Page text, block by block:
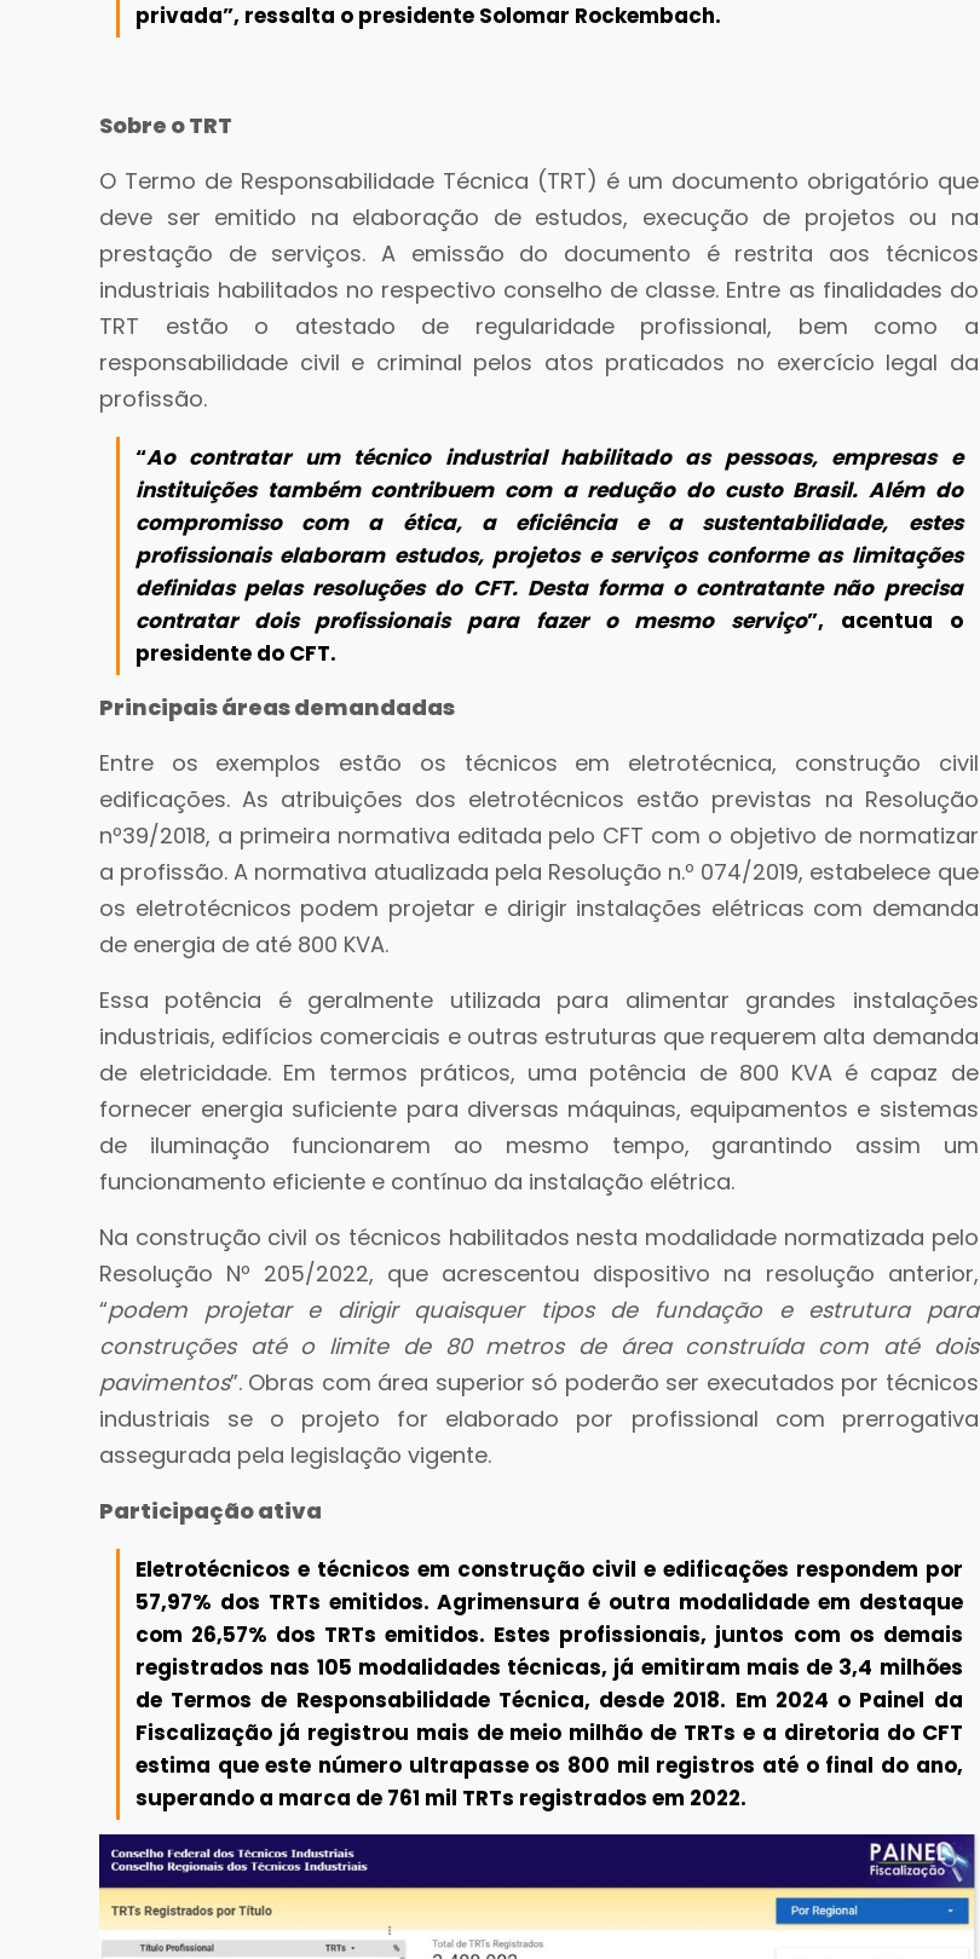
privada”, ressalta o presidente Solomar Rockembach.
Sobre o TRT
O Termo de Responsabilidade Técnica (TRT) é um documento obrigatório que
deve ser emitido na elaboração de estudos, execução de projetos ou na
prestação de serviços. A emissão do documento é restrita aos técnicos
industriais habilitados no respectivo conselho de classe. Entre as finalidades do
TRT estão o atestado de regularidade profissional, bem como a
responsabilidade civil e criminal pelos atos praticados no exercício legal da
profissão.
“Ao contratar um técnico industrial habilitado as pessoas, empresas e
instituições também contribuem com a redução do custo Brasil. Além do
compromisso com a ética, a eficiência e a sustentabilidade, estes
profissionais elaboram estudos, projetos e serviços conforme as limitações
definidas pelas resoluções do CFT. Desta forma o contratante não precisa
contratar dois profissionais para fazer o mesmo serviço”, acentua o
presidente do CFT.
Principais áreas demandadas
Entre os exemplos estão os técnicos em eletrotécnica, construção civil
edificações. As atribuições dos eletrotécnicos estão previstas na Resolução
nº39/2018, a primeira normativa editada pelo CFT com o objetivo de normatizar
a profissão. A normativa atualizada pela Resolução n.º 074/2019, estabelece que
os eletrotécnicos podem projetar e dirigir instalações elétricas com demanda
de energia de até 800 KVA.
Essa potência é geralmente utilizada para alimentar grandes instalações
industriais, edifícios comerciais e outras estruturas que requerem alta demanda
de eletricidade. Em termos práticos, uma potência de 800 KVA é capaz de
fornecer energia suficiente para diversas máquinas, equipamentos e sistemas
de iluminação funcionarem ao mesmo tempo, garantindo assim um
funcionamento eficiente e contínuo da instalação elétrica.
Na construção civil os técnicos habilitados nesta modalidade normatizada pelo
Resolução Nº 205/2022, que acrescentou dispositivo na resolução anterior,
“podem projetar e dirigir quaisquer tipos de fundação e estrutura para
construções até o limite de 80 metros de área construída com até dois
pavimentos”. Obras com área superior só poderão ser executados por técnicos
industriais se o projeto for elaborado por profissional com prerrogativa
assegurada pela legislação vigente.
Participação ativa
Eletrotécnicos e técnicos em construção civil e edificações respondem por
57,97% dos TRTs emitidos. Agrimensura é outra modalidade em destaque
com 26,57% dos TRTs emitidos. Estes profissionais, juntos com os demais
registrados nas 105 modalidades técnicas, já emitiram mais de 3,4 milhões
de Termos de Responsabilidade Técnica, desde 2018. Em 2024 o Painel da
Fiscalização já registrou mais de meio milhão de TRTs e a diretoria do CFT
estima que este número ultrapasse os 800 mil registros até o final do ano,
superando a marca de 761 mil TRTs registrados em 2022.